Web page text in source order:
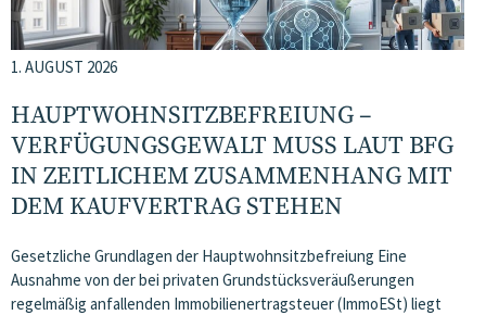
1. AUGUST 2026
HAUPTWOHNSITZ​­BEFREIUNG –
VERFÜGUNGSGEWALT MUSS LAUT BFG
IN ZEITLICHEM ZUSAMMENHANG MIT
DEM KAUFVERTRAG STEHEN
Gesetzliche Grundlagen der Hauptwohnsitzbefreiung Eine
Ausnahme von der bei privaten Grundstücksveräußerungen
regelmäßig anfallenden Immobilienertragsteuer (ImmoESt) liegt